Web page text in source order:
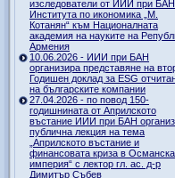
изследователи от ИИИ при
Института по икономика „М.
Котанян“ към Националната
академия на науките на
Армения
10.06.2026 - ИИИ при БАН
организира представяне на
Годишен доклад за ESG
на българските компании
27.04.2026 - по повод 150-
годишнината от Априлското
въстание ИИИ при БАН
публична лекция на тема
„Априлското въстание и
финансовата криза в
империя“ с лектор гл. ас. д-р
Димитър Събев